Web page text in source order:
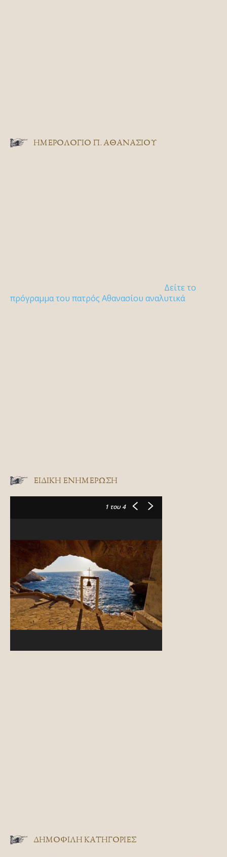
ΗΜΕΡΟΛΟΓΙΟ Π. ΑΘΑΝΑΣΙΟΥ
Δείτε το
πρόγραμμα του πατρός Αθανασίου αναλυτικά
ΕΙΔΙΚΉ ΕΝΗΜΈΡΩΣΗ
1 του 4
ΔΗΜΟΦΙΛΗ ΚΑΤΗΓΟΡΙΕΣ